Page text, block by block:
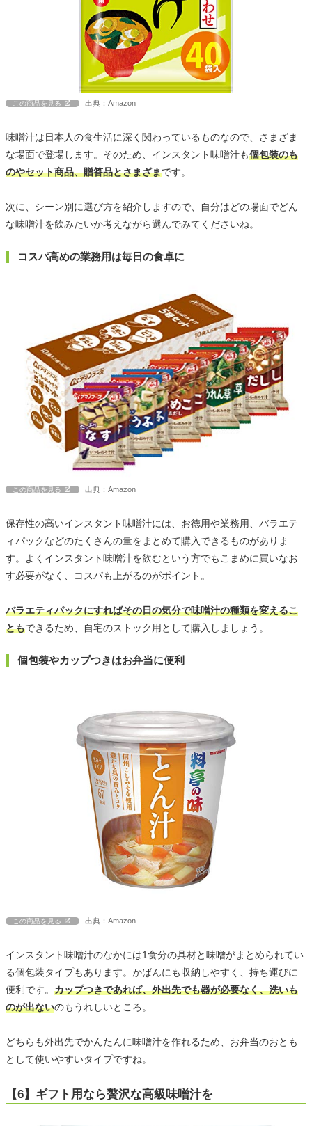
この商品を見る 出典：Amazon
味噌汁は日本人の食生活に深く関わっているものなので、さまざま
な場面で登場します。そのため、インスタント味噌汁も個包装のも
のやセット商品、贈答品とさまざまです。
次に、シーン別に選び方を紹介しますので、自分はどの場面でどん
な味噌汁を飲みたいか考えながら選んでみてくださいね。
コスパ高めの業務用は毎日の食卓に
この商品を見る 出典：Amazon
保存性の高いインスタント味噌汁には、お徳用や業務用、バラエテ
ィパックなどのたくさんの量をまとめて購入できるものがありま
す。よくインスタント味噌汁を飲むという方でもこまめに買いなお
す必要がなく、コスパも上がるのがポイント。
バラエティパックにすればその日の気分で味噌汁の種類を変えるこ
ともできるため、自宅のストック用として購入しましょう。
個包装やカップつきはお弁当に便利
この商品を見る 出典：Amazon
インスタント味噌汁のなかには1食分の具材と味噌がまとめられてい
る個包装タイプもあります。かばんにも収納しやすく、持ち運びに
便利です。 カップつきであれば、外出先でも器が必要なく、洗いも
のが出ないのもうれしいところ。
どちらも外出先でかんたんに味噌汁を作れるため、お弁当のおとも
として使いやすいタイプですね。
【6】ギフト用なら贅沢な高級味噌汁を